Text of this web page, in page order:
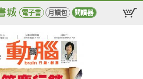
電子書 月讀包 閱讀器